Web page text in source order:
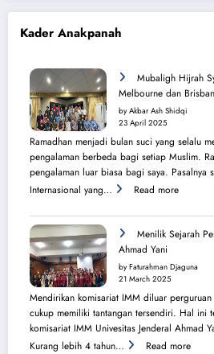
Kader Anakpanah
Mubaligh Hijrah
Melbourne dan
by Akbar Ash Shidqi
23 April 2025
Ramadhan menjadi bulan suci yang selalu
pengalaman berbeda bagi setiap Muslim.
pengalaman luar biasa bagi saya. Pasalnya
Internasional yang…
Read more:
Hijrah
Syiarkan
di
dan
Brisbane
Menilik Sejarah
Ahmad Yani
by Faturahman Djaguna
21 March 2025
Mendirikan komisariat IMM diluar
cukup memiliki tantangan tersendiri. Hal ini
komisariat IMM Univesitas Jenderal Ahmad
Kurang lebih 4 tahun…
Read more: